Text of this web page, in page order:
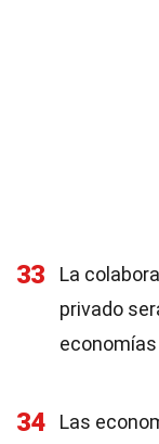
33
La
privado
34 Las